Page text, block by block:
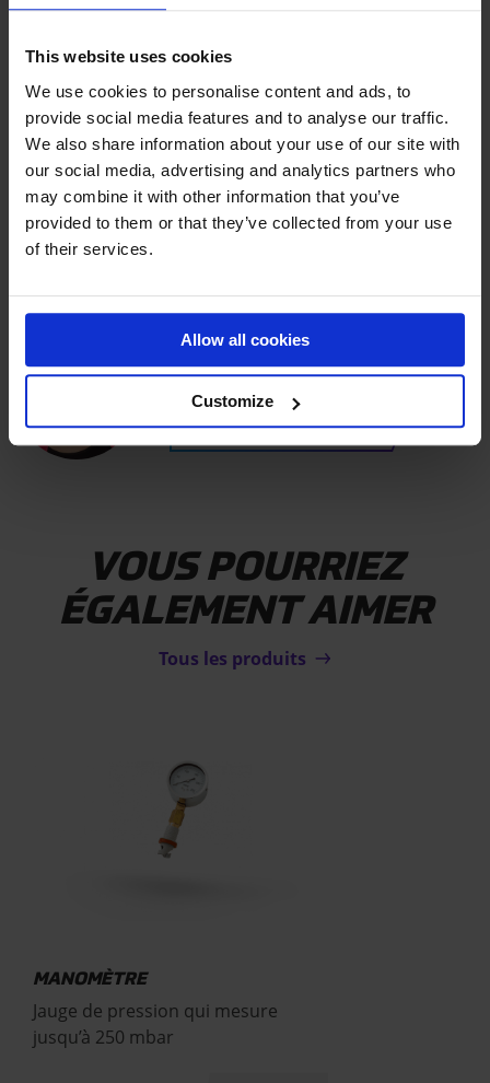
This website uses cookies
We use cookies to personalise content and ads, to
provide social media features and to analyse our traffic.
We also share information about your use of our site with
our social media, advertising and analytics partners who
may combine it with other information that you’ve
provided to them or that they’ve collected from your use
of their services.
Allow all cookies
Customize
Quelle est la durée de vie d'un AirTrack ?
Il y a-t-il un gonfleur dans ma commande ?
Dans quel délai sera livré mon AirBoard ?
Pouvez-vous utiliser un AirTrack à l'extérieur ?
BESOIN DE PLUS D'AIDE ?
DISCUTEZ AVEC UN EXPERT
NOUS CONTACTER
VOUS POURRIEZ
ÉGALEMENT AIMER
Tous les produits
MANOMÈTRE
Jauge de pression qui mesure
jusqu’à 250 mbar